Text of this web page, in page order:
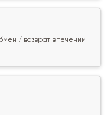
/ возврат в течении